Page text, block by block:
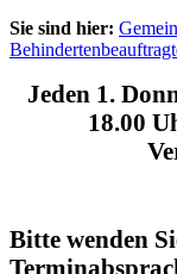
Sie sind hier:
Jeden 1.
18.00
Bitte wenden